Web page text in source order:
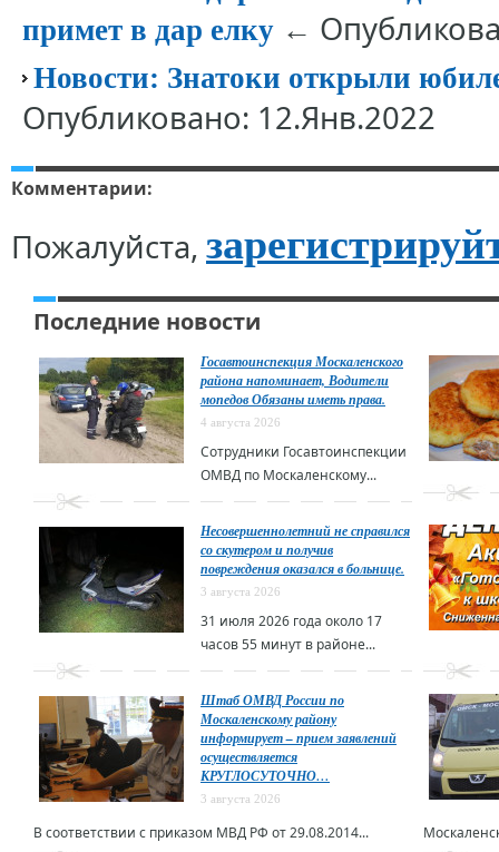
примет в дар елку ←
Новости: Знатоки открыли
Опубликовано: 12.Янв.2022
Комментарии:
Пожалуйста,
Последние новости
Госавтоинспекция Москаленского
района напоминает, Водители
мопедов Обязаны иметь права.
4 августа 2026
Сотрудники Госавтоинспекции
ОМВД по Москаленскому...
Несовершеннолетний не справился
со скутером и получив
повреждения оказался в больнице.
3 августа 2026
31 июля 2026 года около 17
часов 55 минут в районе...
Штаб ОМВД России по
Москаленскому району
информирует – прием заявлений
осуществляется
КРУГЛОСУТОЧНО…
3 августа 2026
В соответствии с приказом МВД РФ от 29.08.2014...